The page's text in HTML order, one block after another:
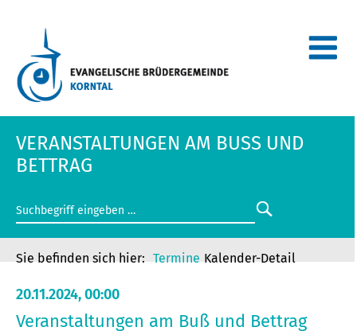
VERANSTALTUNGEN AM BUSS UND B
ETTRAG
Termine Kalender-Detail
20.11.2024, 00:00
Veranstaltungen am Buß und Bettrag